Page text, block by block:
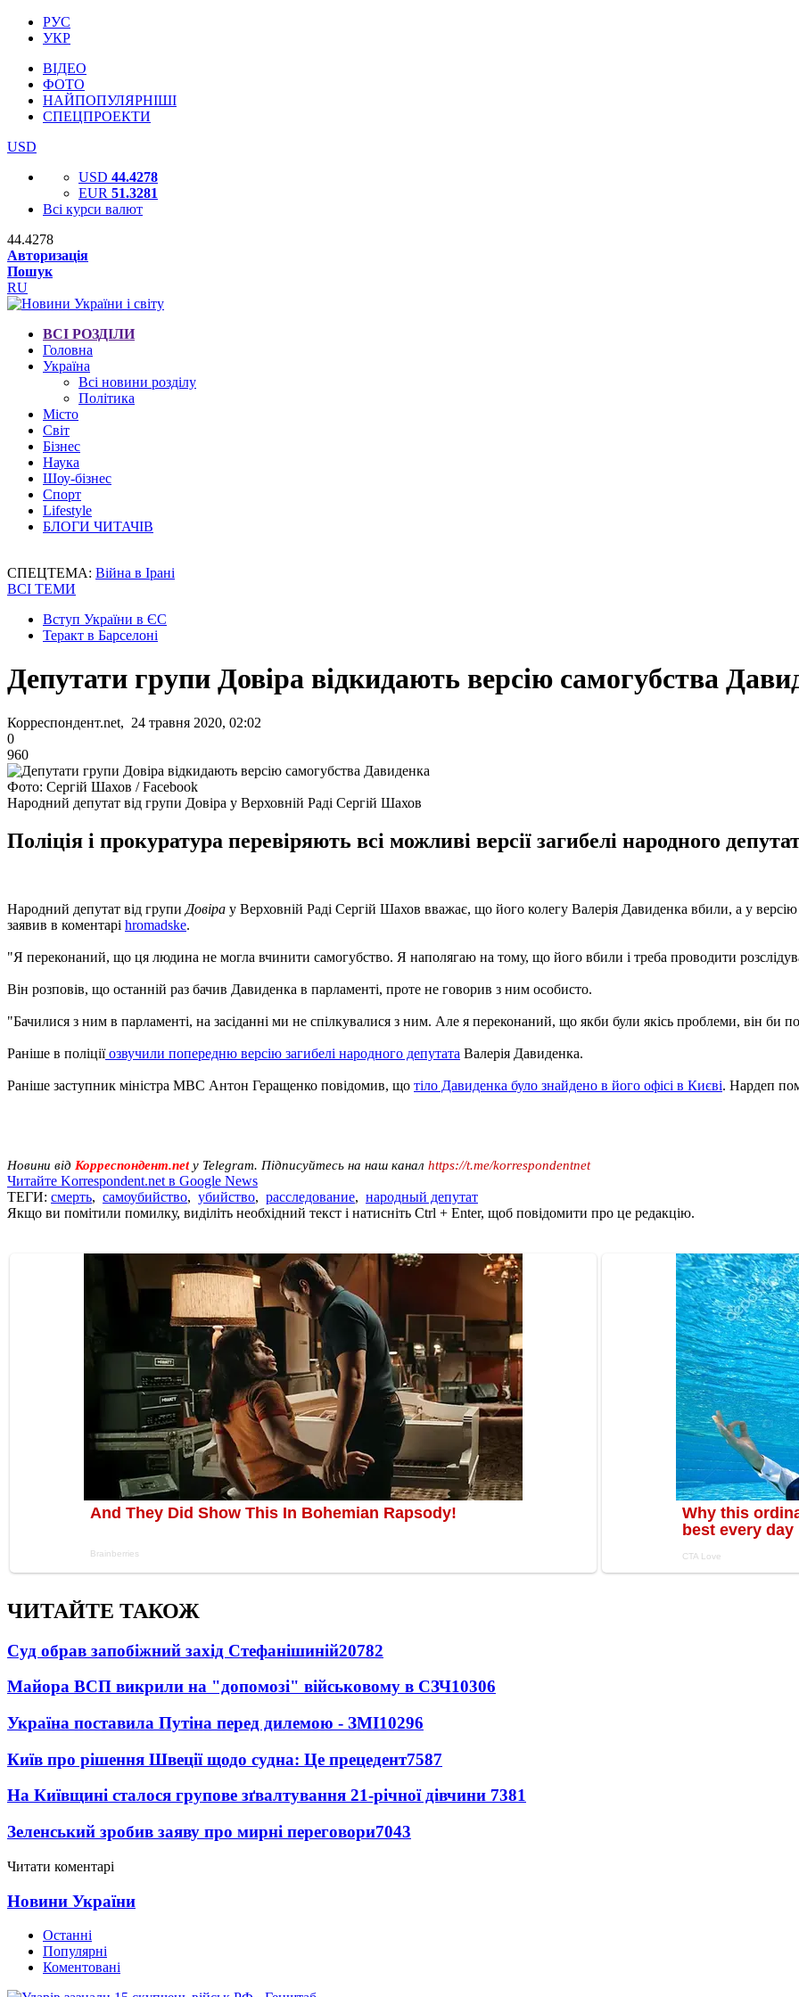
РУС
УКР
ВІДЕО
ФОТО
НАЙПОПУЛЯРНІШІ
СПЕЦПРОЕКТИ
USD
USD 44.4278
EUR 51.3281
Всі курси валют
44.4278
Авторизація
Пошук
RU
ВСІ РОЗДІЛИ
Головна
Україна
Всі новини розділу
Політика
Місто
Світ
Бізнес
Наука
Шоу-бізнес
Спорт
Lifestyle
БЛОГИ ЧИТАЧІВ
СПЕЦТЕМА: Війна в Ірані
ВСІ ТЕМИ
Вступ України в ЄС
Теракт в Барселоні
Депутати групи Довіра відкидають версію самогубства
Корреспондент.net, 24 травня 2020, 02:02
0
960
Фото: Сергій Шахов / Facebook
Народний депутат від групи Довіра у Верховній Раді Сергій Шахов
Поліція і прокуратура перевіряють всі можливі версії загибелі народного
Народний депутат від групи Довіра у Верховній Раді Сергій Шахов вважає, що його колегу Валерія Давиденка вбили, а у
заявив в коментарі hromadske.
"Я переконаний, що ця людина не могла вчинити самогубство. Я наполягаю на тому, що його вбили і треба проводити
Він розповів, що останній раз бачив Давиденка в парламенті, проте не говорив з ним особисто.
"Бачилися з ним в парламенті, на засіданні ми не спілкувалися з ним. Але я переконаний, що якби були якісь проблеми, він би
Раніше в поліціїозвучили попередню версію загибелі народного депутата Валерія Давиденка.
Раніше заступник міністра МВС Антон Геращенко повідомив, що тіло Давиденка було знайдено в його офісі в Києві. Нардеп
Новини від Корреспондент.net у Telegram. Підписуйтесь на наш канал https://t.me/korrespondentnet
Читайте Korrespondent.net в Google News
ТЕГИ: смерть, самоубийство, убийство, расследование, народный депутат
Якщо ви помітили помилку, виділіть необхідний текст і натисніть Ctrl + Enter, щоб повідомити про це редакцію.
ЧИТАЙТЕ ТАКОЖ
Суд обрав запобіжний захід Стефанішиній20782
Майора ВСП викрили на "допомозі" військовому в СЗЧ10306
Україна поставила Путіна перед дилемою - ЗМІ10296
Київ про рішення Швеції щодо судна: Це прецедент7587
На Київщині сталося групове зґвалтування 21-річної дівчини 7381
Зеленський зробив заяву про мирні переговори7043
Читати коментарі
Новини України
Останні
Популярні
Коментовані